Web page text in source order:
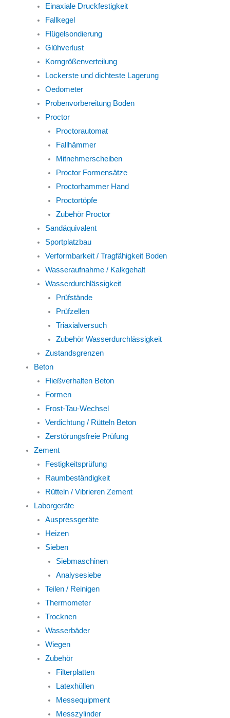
Einaxiale Druckfestigkeit
Fallkegel
Flügelsondierung
Glühverlust
Korngrößenverteilung
Lockerste und dichteste Lagerung
Oedometer
Probenvorbereitung Boden
Proctor
Proctorautomat
Fallhämmer
Mitnehmerscheiben
Proctor Formensätze
Proctorhammer Hand
Proctortöpfe
Zubehör Proctor
Sandäquivalent
Sportplatzbau
Verformbarkeit / Tragfähigkeit Boden
Wasseraufnahme / Kalkgehalt
Wasserdurchlässigkeit
Prüfstände
Prüfzellen
Triaxialversuch
Zubehör Wasserdurchlässigkeit
Zustandsgrenzen
Beton
Fließverhalten Beton
Formen
Frost-Tau-Wechsel
Verdichtung / Rütteln Beton
Zerstörungsfreie Prüfung
Zement
Festigkeitsprüfung
Raumbeständigkeit
Rütteln / Vibrieren Zement
Laborgeräte
Auspressgeräte
Heizen
Sieben
Siebmaschinen
Analysesiebe
Teilen / Reinigen
Thermometer
Trocknen
Wasserbäder
Wiegen
Zubehör
Filterplatten
Latexhüllen
Messequipment
Messzylinder